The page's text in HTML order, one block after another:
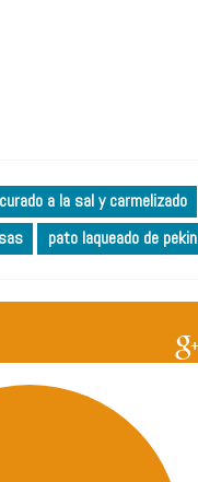
a la sal y carmelizado
pato laqueado de pekin